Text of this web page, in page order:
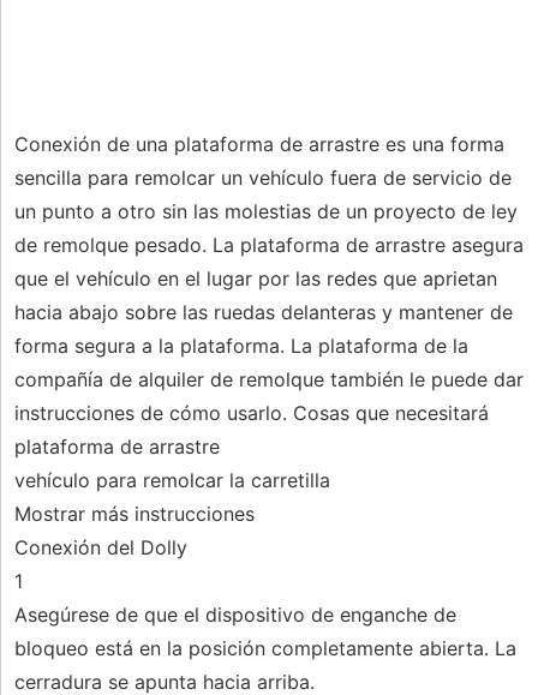
Conexión de una plataforma de arrastre es una forma
sencilla para remolcar un vehículo fuera de servicio de
un punto a otro sin las molestias de un proyecto de ley
de remolque pesado. La plataforma de arrastre asegura
que el vehículo en el lugar por las redes que aprietan
hacia abajo sobre las ruedas delanteras y mantener de
forma segura a la plataforma. La plataforma de la
compañía de alquiler de remolque también le puede dar
instrucciones de cómo usarlo. Cosas que necesitará
plataforma de arrastre
vehículo para remolcar la carretilla
Mostrar más instrucciones
Conexión del Dolly
1
Asegúrese de que el dispositivo de enganche de
bloqueo está en la posición completamente abierta. La
cerradura se apunta hacia arriba.